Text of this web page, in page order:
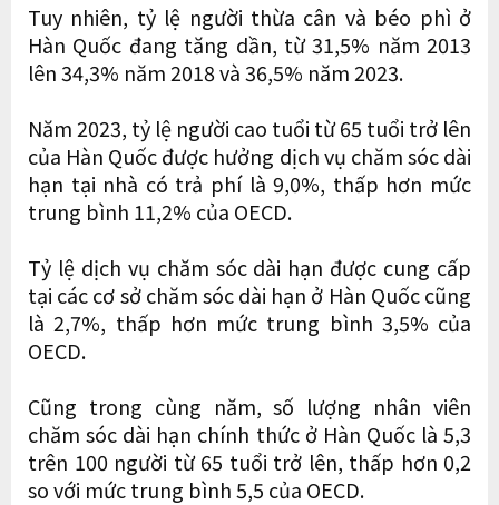
Tuy nhiên, tỷ lệ người thừa cân và béo phì ở
Hàn Quốc đang tăng dần, từ 31,5% năm 2013
lên 34,3% năm 2018 và 36,5% năm 2023.
Năm 2023, tỷ lệ người cao tuổi từ 65 tuổi trở lên
của Hàn Quốc được hưởng dịch vụ chăm sóc dài
hạn tại nhà có trả phí là 9,0%, thấp hơn mức
trung bình 11,2% của OECD.
Tỷ lệ dịch vụ chăm sóc dài hạn được cung cấp
tại các cơ sở chăm sóc dài hạn ở Hàn Quốc cũng
là 2,7%, thấp hơn mức trung bình 3,5% của
OECD.
Cũng trong cùng năm, số lượng nhân viên
chăm sóc dài hạn chính thức ở Hàn Quốc là 5,3
trên 100 người từ 65 tuổi trở lên, thấp hơn 0,2
so với mức trung bình 5,5 của OECD.